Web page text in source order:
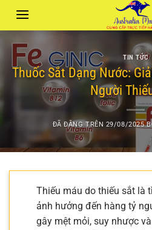
dung
TIN TỨC
Thuốc Sắt Dạng Nước:
Người
ĐÃ ĐĂNG TRÊN 29/08/2025
Thiếu máu do thiếu sắt là
ảnh hưởng đến hàng tỷ
gây mệt mỏi, suy nhược